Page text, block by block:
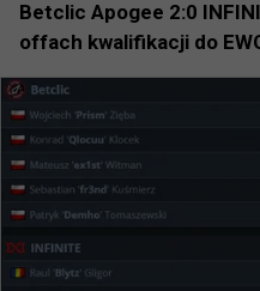
Betclic Apogee 2:0
offach kwalifikacji do